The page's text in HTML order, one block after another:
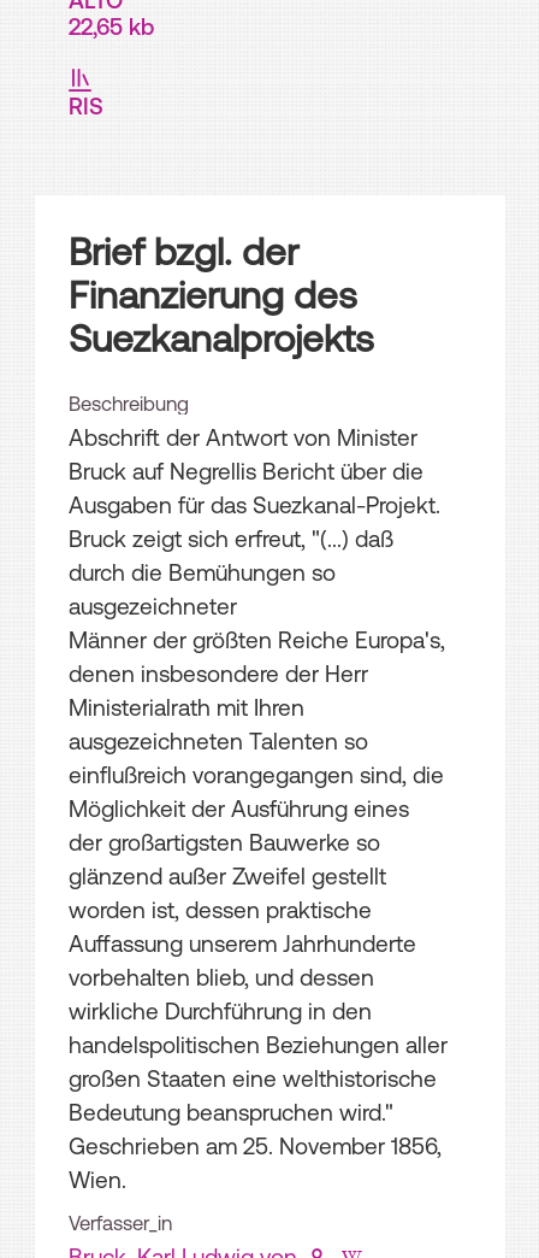
22,65 kb
RIS
Brief bzgl. der
Finanzierung des
Suezkanalprojekts
Beschreibung
Abschrift der Antwort von Minister
Bruck auf Negrellis Bericht über die
Ausgaben für das Suezkanal-Projekt.
Bruck zeigt sich erfreut, "(...) daß
durch die Bemühungen so
ausgezeichneter
Männer der größten Reiche Europa's,
denen insbesondere der Herr
Ministerialrath mit Ihren
ausgezeichneten Talenten so
einflußreich vorangegangen sind, die
Möglichkeit der Ausführung eines
der großartigsten Bauwerke so
glänzend außer Zweifel gestellt
worden ist, dessen praktische
Auffassung unserem Jahrhunderte
vorbehalten blieb, und dessen
wirkliche Durchführung in den
handelspolitischen Beziehungen aller
großen Staaten eine welthistorische
Bedeutung beanspruchen wird."
Geschrieben am 25. November 1856,
Wien.
Verfasser_in